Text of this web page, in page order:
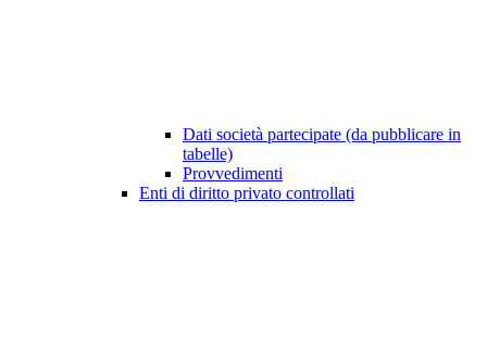
Dati società partecipate (da pubblicare in
tabelle)
Provvedimenti
Enti di diritto privato controllati